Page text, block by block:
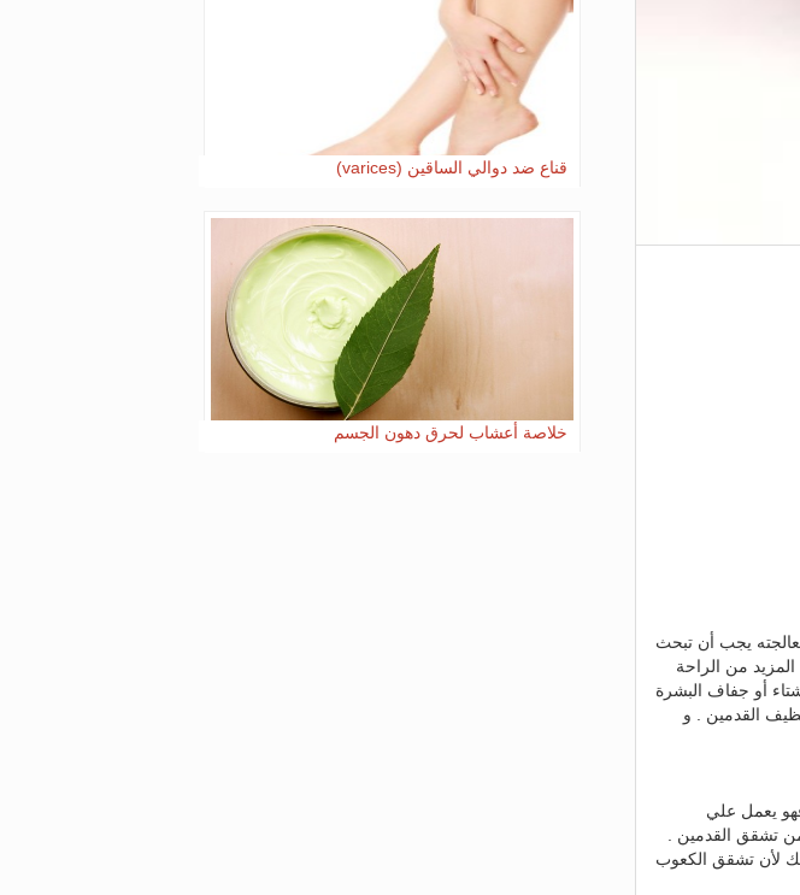
يجب أن تبحث
من الراحة
أو جفاف البشرة
القدمين . و
يعمل علي
تشقق القدمين .
لأن تشقق الكعوب
قناع ضد دوالي الساقين (varices)
خلاصة أعشاب لحرق دهون الجسم